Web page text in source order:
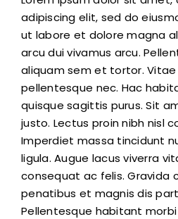
adipiscing elit, sed do
ut labore et dolore magna
arcu dui vivamus arcu.
aliquam sem et tortor.
pellentesque nec. Hac
quisque sagittis purus. Sit
justo. Lectus proin nibh nisl
Imperdiet massa tincidunt
ligula. Augue lacus viverra
consequat ac felis. Gravida
penatibus et magnis dis
Pellentesque habitant